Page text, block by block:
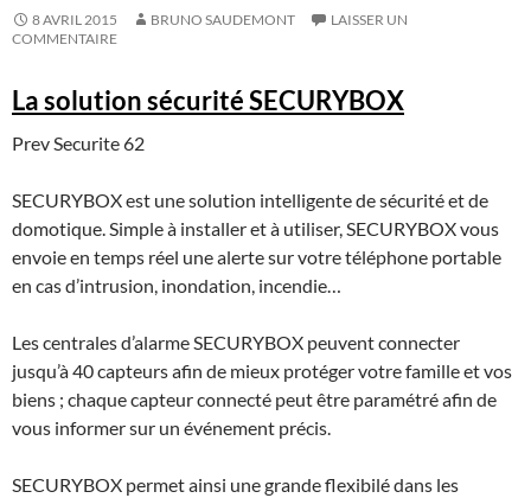
8 AVRIL 2015 BRUNO SAUDEMONT
LAISSER UN
COMMENTAIRE
La solution sécurité SECURYBOX
Prev Securite 62
SECURYBOXest une solution intelligente de sécurité et de
domotique. Simple à installer et à utiliser,SECURYBOXvous
envoie en temps réel une alerte sur votre téléphone portable
en cas d’intrusion, inondation, incendie…
Les centrales d’alarmeSECURYBOX peuvent connecter
jusqu’à 40 capteurs afin de mieux protéger votre famille et vos
biens ; chaque capteur connecté peut être paramétré afin de
vous informer sur un événement précis.
SECURYBOX permet ainsi une grande flexibilé dans les